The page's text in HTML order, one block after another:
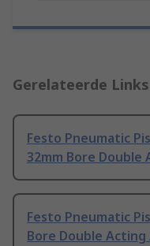
Gerelateerde Links
Festo Pneumatic
32mm Bore Double
Festo Pneumatic
Bore Double